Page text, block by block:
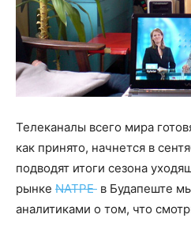
Телеканалы всего мира
как принято, начнется в
подводят итоги сезона
рынке NATPE в Будапеште
аналитиками о том, что